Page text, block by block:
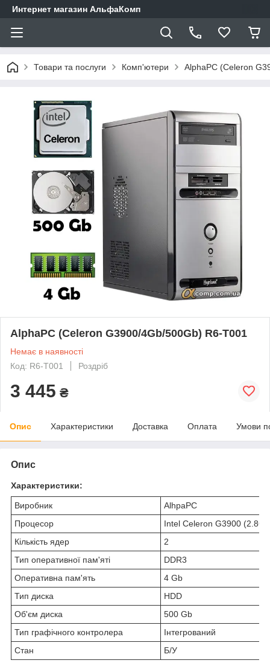
Интернет магазин АльфаКомп
Товари та послуги Комп'ютери AlphaPC (Celeron
AlphaPC (Celeron G3900/4Gb/500Gb) R6-T001
Немає в наявності
Код: R6-T001
Роздріб
3 445 ₴
Опис Характеристики Доставка Оплата Умови
Опис
Характеристики:
Виробник
AlhpaPC
Процесор
Intel Celeron G3900
Кількість ядер
2
Тип оперативної пам'яті
DDR3
Оперативна пам'ять
4 Gb
Тип диска
HDD
Об'єм диска
500 Gb
Тип графічного контролера
Інтегрований
Стан
Б/У